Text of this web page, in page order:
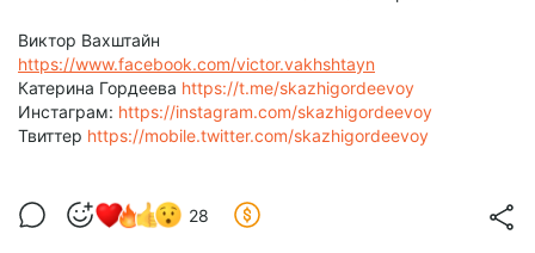
Виктор Вахштайн
https://www.facebook.com/victor.vakhshtayn
Катерина Гордеева https://t.me/skazhigordeevoy
Инстаграм: https://instagram.com/skazhigordeevoy
Твиттер https://mobile.twitter.com/skazhigordeevoy
28